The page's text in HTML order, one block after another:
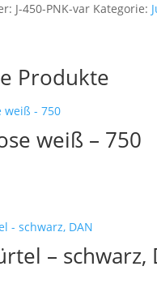
J-450-PNK-var Kategorie:
Produkte
weiß – 750
– schwarz,